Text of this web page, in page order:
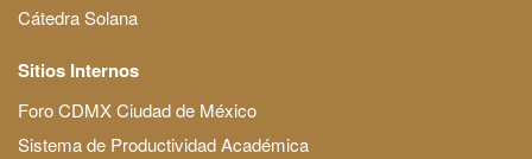
Cátedra Solana
Sitios Internos
Foro CDMX Ciudad de México
Sistema de Productividad Académica